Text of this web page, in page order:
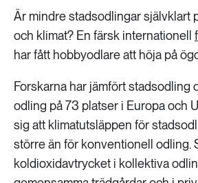
Är mindre stadsodlingar självklart
och klimat? En färsk internationell
har fått hobbyodlare att höja på
Forskarna har jämfört stadsodling
odling på 73 platser i Europa och
sig att klimatutsläppen för
större än för konventionell odling.
koldioxidavtrycket i kollektiva